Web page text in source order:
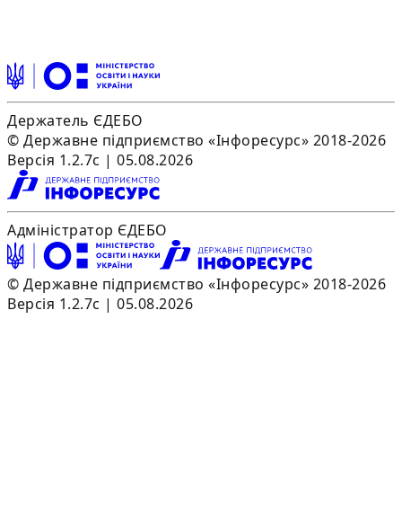
Держатель ЄДЕБО
© Державне підприємство «Інфоресурс» 2018-2026
Версія 1.2.7c | 05.08.2026
Адміністратор ЄДЕБО
© Державне підприємство «Інфоресурс» 2018-2026
Версія 1.2.7c | 05.08.2026